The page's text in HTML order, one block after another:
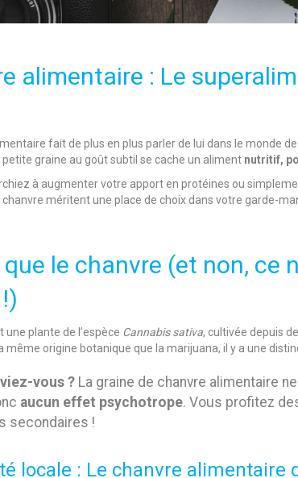
alimentaire : Le
fait de plus en plus parler de lui dans le monde
petite graine au goût subtil se cache un aliment nutritif,
à augmenter votre apport en protéines ou
chanvre méritent une place de choix dans votre garde-
que le chanvre (et non, ce
une plante de l’espèce Cannabis sativa, cultivée depuis
même origine botanique que la marijuana, il y a une
vous ? La graine de chanvre alimentaire
aucun effet psychotrope. Vous profitez
secondaires !
locale : Le chanvre alimentaire